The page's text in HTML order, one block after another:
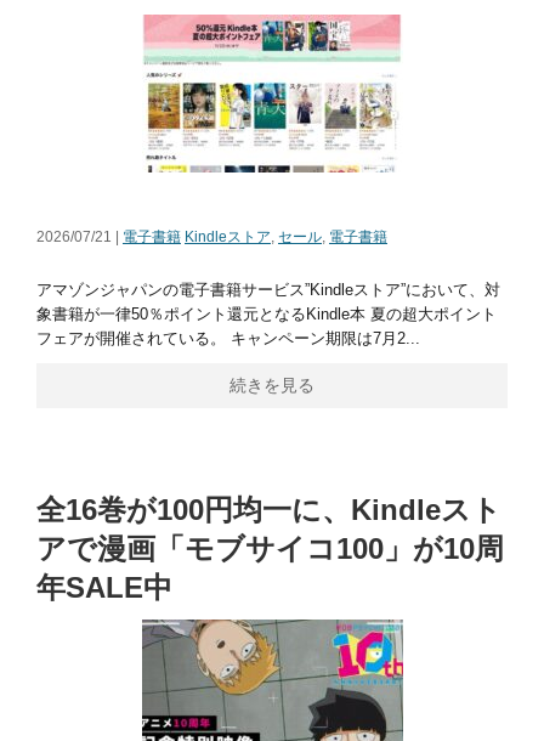
2026/07/21 | 電子書籍 Kindleストア, セール, 電子書籍
アマゾンジャパンの電子書籍サービス”Kindleストア”において、対
象書籍が一律50％ポイント還元となるKindle本 夏の超大ポイント
フェアが開催されている。 キャンペーン期限は7月2...
続きを見る
全16巻が100円均一に、Kindleスト
アで漫画「モブサイコ100」が10周
年SALE中